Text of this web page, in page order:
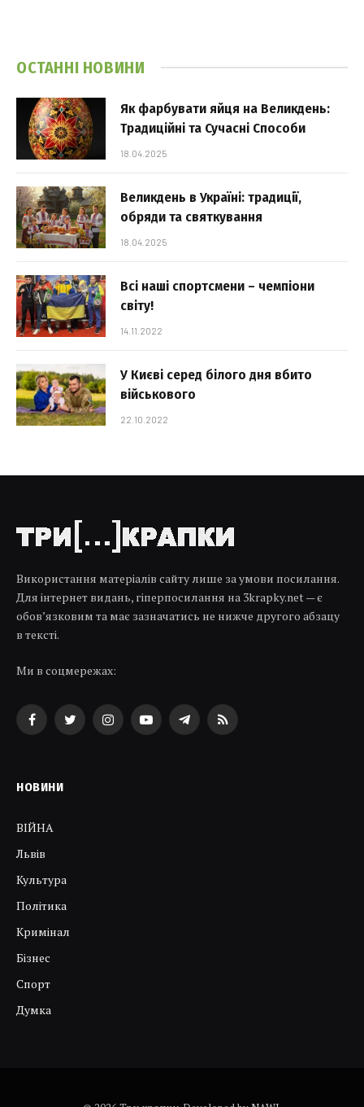
ОСТАННІ НОВИНИ
Як фарбувати яйця на Великдень:
Традиційні та Сучасні Способи
18.04.2025
Великдень в Україні: традиції,
обряди та святкування
18.04.2025
Всі наші спортсмени – чемпіони
світу!
14.11.2022
У Києві серед білого дня вбито
військового
22.10.2022
Використання матеріалів сайту лише за умови посилання.
Для інтернет видань, гіперпосилання на 3krapky.net — є
обов’язковим та має зазначатись не нижче другого абзацу
в тексті.
Ми в соцмережах:
FacebookTwitterInstagramYouTubeTelegramRSS
НОВИНИ
ВІЙНА
Львів
Культура
Політика
Кримінал
Бізнес
Спорт
Думка